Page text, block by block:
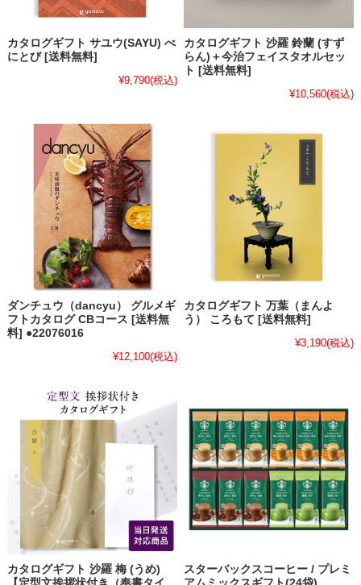
カタログギフト サユウ(SAYU) べ
にとび [送料無料]
¥9,790(税込)
カタログギフト 沙羅 鈴蘭 (すず
らん)＋今治フェイスタオルセッ
ト [送料無料]
¥10,560(税込)
ダンチュウ（dancyu） グルメギ
フトカタログ CBコース [送料無
料] ●22076016
¥12,100(税込)
カタログギフト 万葉（まんよ
う） ころもて [送料無料]
¥3,190(税込)
カタログギフト 沙羅 梅 (うめ)
スターバックスコーヒー / プレミ